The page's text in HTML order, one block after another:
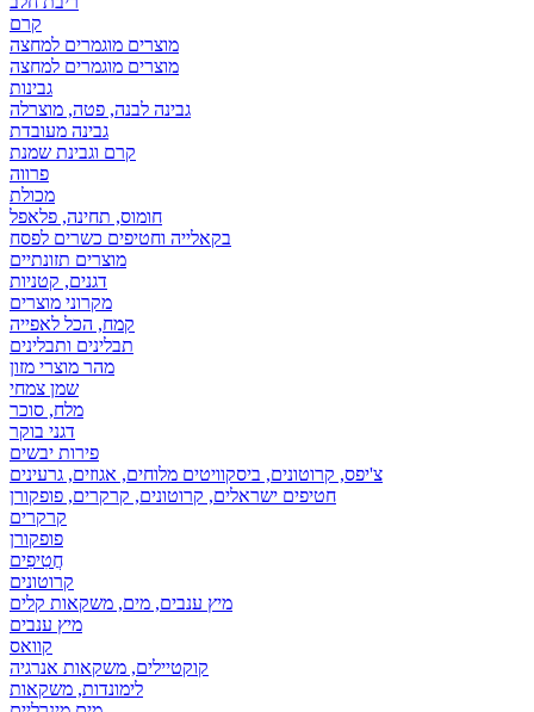
קרם
מוצרים מוגמרים למחצה
מוצרים מוגמרים למחצה
גבינות
גבינה לבנה, פטה, מוצרלה
גבינה מעובדת
קרם וגבינת שמנת
פרווה
מכולת
חומוס, תחינה, פלאפל
בקאלייה וחטיפים כשרים לפסח
מוצרים תזונתיים
דגנים, קטניות
מקרוני מוצרים
קמח, הכל לאפייה
תבלינים ותבלינים
מהר מוצרי מזון
שמן צמחי
מלח, סוכר
דגני בוקר
פירות יבשים
צ'יפס, קרוטונים, ביסקוויטים מלוחים, אגוזים, גרעינים
חטיפים ישראלים, קרוטונים, קרקרים, פופקורן
קרקרים
פופקורן
חֲטִיפִים
קרוטונים
מיץ ענבים, מים, משקאות קלים
מיץ ענבים
קוואס
קוקטיילים, משקאות אנרגיה
לימונדות, משקאות